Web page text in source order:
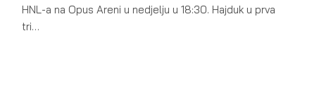
HNL-a na Opus Areni u nedjelju u 18:30. Hajduk u prva
tri…